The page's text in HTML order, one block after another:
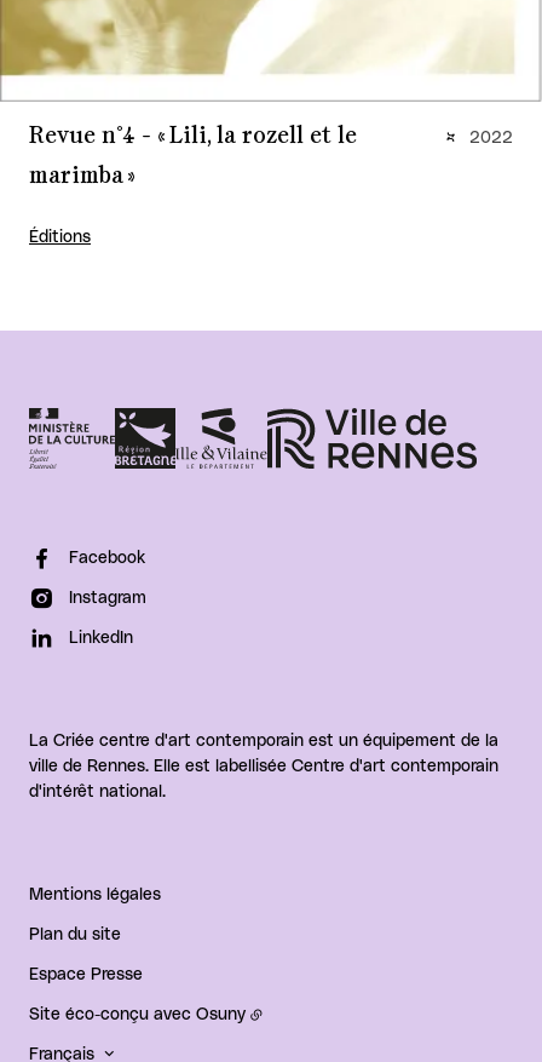
Revue n°4 - « Lili, la rozell et le
marimba »
Éditions
2022
Facebook
Instagram
LinkedIn
La Criée centre d'art contemporain est un équipement de la
ville de Rennes. Elle est labellisée Centre d'art contemporain
d'intérêt national.
Mentions légales
Plan du site
Espace Presse
Site éco-conçu avec Osuny
Français